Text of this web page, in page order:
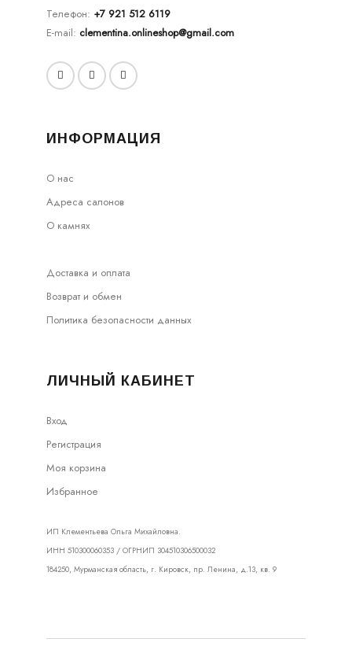
Телефон: +7 921 512 6119
E-mail: clementina.onlineshop@gmail.com
ИНФОРМАЦИЯ
О нас
Адреса салонов
О камнях
Доставка и оплата
Возврат и обмен
Политика безопасности данных
ЛИЧНЫЙ КАБИНЕТ
Вход
Регистрация
Моя корзина
Избранное
ИП Клементьева Ольга Михайловна.
ИНН 510300060353 / ОГРНИП 304510306500032
184250, Мурманская область, г. Кировск, пр. Ленина, д.13, кв. 9